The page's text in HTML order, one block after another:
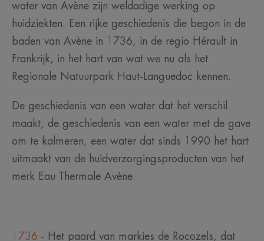
water van Avène zijn weldadige werking op
huidziekten. Een rijke geschiedenis die begon in de
baden van Avène in 1736, in de regio Hérault in
Frankrijk, in het hart van wat we nu als het
Regionale Natuurpark Haut-Languedoc kennen.
De geschiedenis van een water dat het verschil
maakt, de geschiedenis van een water met de gave
om te kalmeren, een water dat sinds 1990 het hart
uitmaakt van de huidverzorgingsproducten van het
merk Eau Thermale Avène.
1736 - Het paard van markies de Rocozels, dat